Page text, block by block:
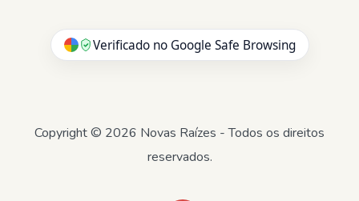
Verificado no Google Safe Browsing
Copyright © 2026 Novas Raízes - Todos os direitos
reservados.